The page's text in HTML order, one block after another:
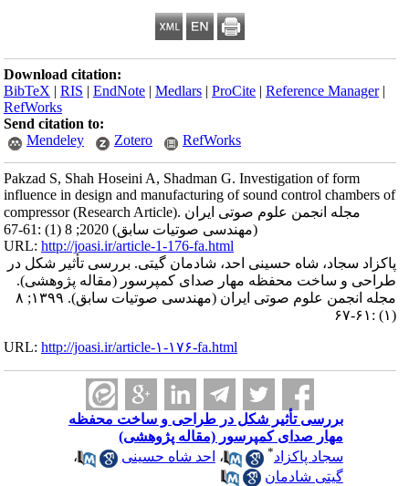
Download citation:
BibTeX |RIS |EndNote |Medlars |ProCite |Reference Manager
RefWorks
Send citation to:
Mendeley
Zotero RefWorks
Pakzad S, Shah Hoseini A, Shadman G. Investigation of form
influence in design and manufacturing of sound control chambers of
compressor (Research Article). مجله انجمن علوم صوتی ایران
(مهندسی صوتیات سابق) 2020; 8 (1) :61-67
URL:http://joasi.ir/article-1-176-fa.html
پاکزاد سجاد، شاه حسینی احد، شادمان گیتی. بررسی تأثیر شکل در
طراحی و ساخت محفظه مهار صدای کمپرسور (مقاله پژوهشی).
مجله انجمن علوم صوتی ایران (مهندسی صوتیات سابق). ۱۳۹۹; ۸
URL:http://joasi.ir/article-۱-۱۷۶-fa.html
بررسی تأثیر شکل در طراحی و ساخت محفظه
مهار صدای کمپرسور (مقاله پژوهشی)
سجاد پاکزاد * ،احد شاه حسینی
،
گیتی شادمان